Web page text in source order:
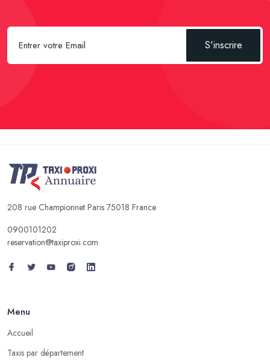
S'inscrire
208 rue Championnet Paris 75018 France
0900101202
reservation@taxiproxi.com
Menu
Accueil
Taxis par département